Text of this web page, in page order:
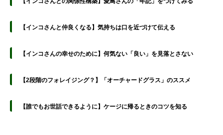
【インコさんと仲良くなる】気持ちは口を近づけて伝える
【インコさんの幸せのために】何気ない「良い」を見落とさない
【2段階のフォレイジング？】「オーチャードグラス」のススメ
【誰でもお世話できるように】ケージに帰るときのコツを知る